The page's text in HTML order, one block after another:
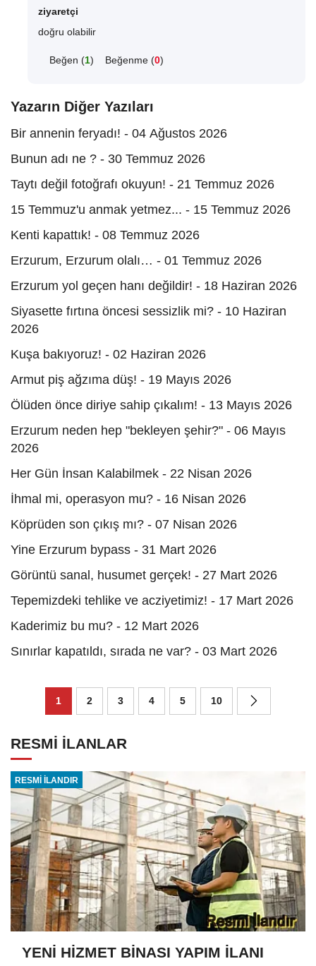
ziyaretçi
doğru olabilir
Beğen (1) Beğenme (0)
Yazarın Diğer Yazıları
Bir annenin feryadı! - 04 Ağustos 2026
Bunun adı ne ? - 30 Temmuz 2026
Taytı değil fotoğrafı okuyun! - 21 Temmuz 2026
15 Temmuz'u anmak yetmez... - 15 Temmuz 2026
Kenti kapattık! - 08 Temmuz 2026
Erzurum, Erzurum olalı… - 01 Temmuz 2026
Erzurum yol geçen hanı değildir! - 18 Haziran 2026
Siyasette fırtına öncesi sessizlik mi? - 10 Haziran
2026
Kuşa bakıyoruz! - 02 Haziran 2026
Armut piş ağzıma düş! - 19 Mayıs 2026
Ölüden önce diriye sahip çıkalım! - 13 Mayıs 2026
Erzurum neden hep "bekleyen şehir?" - 06 Mayıs
2026
Her Gün İnsan Kalabilmek - 22 Nisan 2026
İhmal mi, operasyon mu? - 16 Nisan 2026
Köprüden son çıkış mı? - 07 Nisan 2026
Yine Erzurum bypass - 31 Mart 2026
Görüntü sanal, husumet gerçek! - 27 Mart 2026
Tepemizdeki tehlike ve acziyetimiz! - 17 Mart 2026
Kaderimiz bu mu? - 12 Mart 2026
Sınırlar kapatıldı, sırada ne var? - 03 Mart 2026
1 2 3 4 5 10
RESMİ İLANLAR
RESMİ İLANDIR
YENİ HİZMET BİNASI YAPIM İLANI